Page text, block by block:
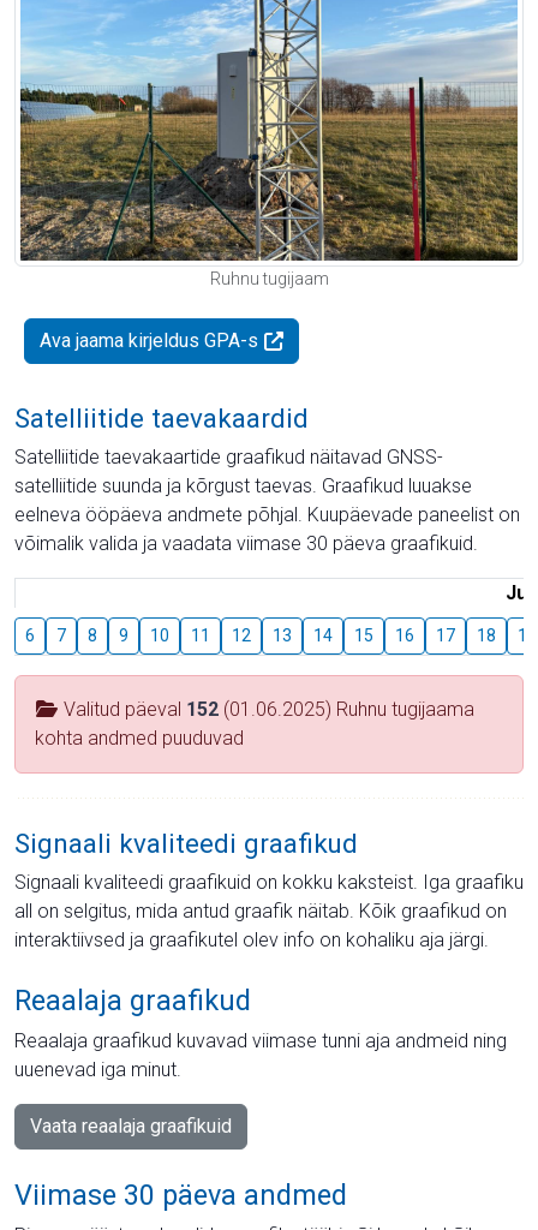
Ruhnu tugijaam
Ava jaama kirjeldus GPA-s
Satelliitide taevakaardid
Satelliitide taevakaartide graafikud näitavad GNSS-
satelliitide suunda ja kõrgust taevas. Graafikud luuakse
eelneva ööpäeva andmete põhjal. Kuupäevade paneelist on
võimalik valida ja vaadata viimase 30 päeva graafikuid.
6 7 8 9 10 11 12 13 14 15 16 17 18 19
Valitud päeval 152 (01.06.2025) Ruhnu tugijaama
kohta andmed puuduvad
Signaali kvaliteedi graafikud
Signaali kvaliteedi graafikuid on kokku kaksteist. Iga graafiku
all on selgitus, mida antud graafik näitab. Kõik graafikud on
interaktiivsed ja graafikutel olev info on kohaliku aja järgi.
Reaalaja graafikud
Reaalaja graafikud kuvavad viimase tunni aja andmeid ning
uuenevad iga minut.
Vaata reaalaja graafikuid
Viimase 30 päeva andmed